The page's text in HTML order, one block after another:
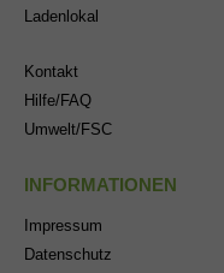
Ladenlokal
Kontakt
Hilfe/FAQ
Umwelt/FSC
INFORMATIONEN
Impressum
Datenschutz